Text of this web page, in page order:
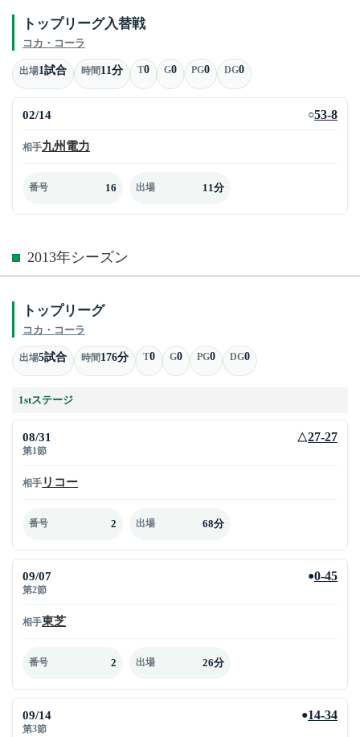
トップリーグ入替戦
コカ・コーラ
出場1試合 時間11分 T0 G0 PG0 DG0
02/14 ○53-8
相手九州電力
番号 16 出場 11分
2013年シーズン
トップリーグ
コカ・コーラ
出場5試合 時間176分 T0 G0 PG0 DG0
1stステージ
08/31
第1節
△27-27
相手 リコー
番号 2 出場 68分
09/07
第2節
●0-45
相手東芝
番号 2 出場 26分
09/14
第3節
●14-34